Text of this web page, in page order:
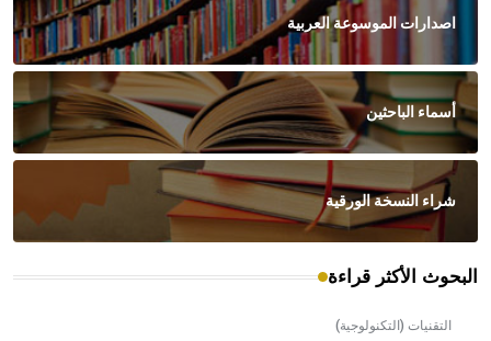
اصدارات الموسوعة العربية
أسماء الباحثين
شراء النسخة الورقية
البحوث الأكثر قراءة
التقنيات (التكنولوجية)